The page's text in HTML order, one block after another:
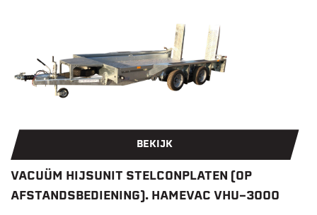
BEKIJK
VACUÜM HIJSUNIT STELCONPLATEN (OP
AFSTANDSBEDIENING). HAMEVAC VHU-3000